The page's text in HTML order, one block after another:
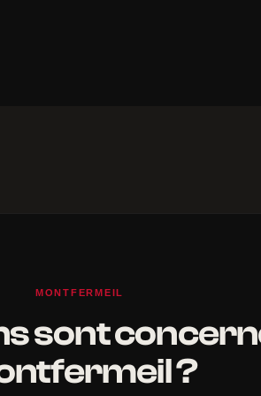
MONTFERMEIL
sont
?